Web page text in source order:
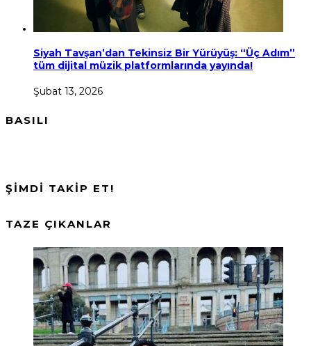
Siyah Tavşan’dan Tekinsiz Bir Yürüyüş: “Üç Adım”
tüm dijital müzik platformlarında yayında!
Şubat 13, 2026
BASILI
ŞİMDİ TAKİP ET!
TAZE ÇIKANLAR